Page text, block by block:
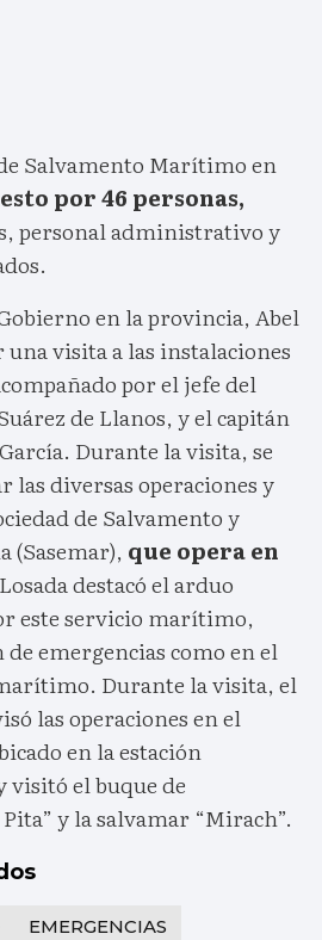
Salvamento Marítimo en
por 46 personas,
personal administrativo y
en la provincia, Abel
una visita a las instalaciones
por el jefe del
de Llanos, y el capitán
Durante la visita, se
las diversas operaciones y
de Salvamento y
(Sasemar), que opera en
Losada destacó el arduo
este servicio marítimo,
emergencias como en el
Durante la visita, el
las operaciones en el
en la estación
el buque de
y la salvamar “Mirach”.
EMERGENCIAS